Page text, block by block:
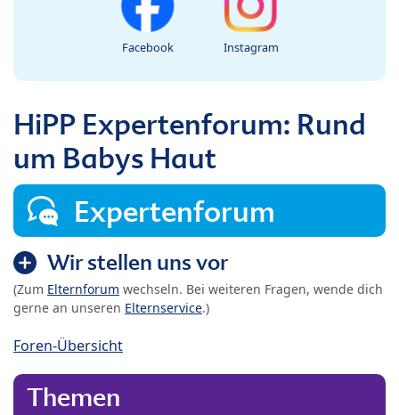
Facebook Instagram
HiPP Expertenforum: Rund
um Babys Haut
Expertenforum
Wir stellen uns vor
(Zum Elternforum wechseln. Bei weiteren Fragen, wende dich
gerne an unseren Elternservice.)
Foren-Übersicht
Themen